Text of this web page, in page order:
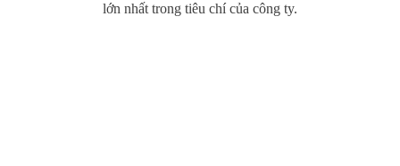
lớn nhất trong tiêu chí của công ty.